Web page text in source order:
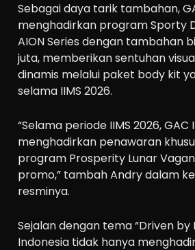
Sebagai daya tarik tambahan,
menghadirkan program Sporty
AION Series dengan tambahan
juta, memberikan sentuhan
dinamis melalui paket body kit
selama IIMS 2026.
“Selama periode IIMS 2026, GAC
menghadirkan penawaran
program Prosperity Lunar
promo,” tambah Andry dalam
resminya.
Sejalan dengan tema “Driven by
Indonesia tidak hanya